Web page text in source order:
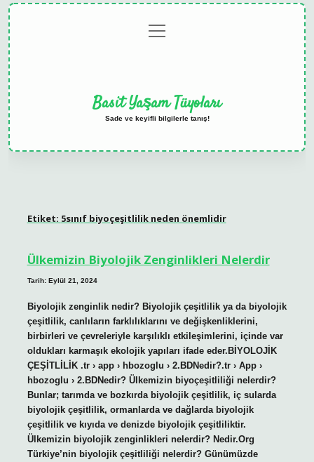
menüyü
aç
Basit Yaşam Tüyoları
Sade ve keyifli bilgilerle tanış!
Etiket: 5sınıf biyoçeşitlilik neden önemlidir
Ülkemizin Biyolojik Zenginlikleri Nelerdir
Tarih: Eylül 21, 2024
Biyolojik zenginlik nedir? Biyolojik çeşitlilik ya da biyolojik
çeşitlilik, canlıların farklılıklarını ve değişkenliklerini,
birbirleri ve çevreleriyle karşılıklı etkileşimlerini, içinde var
oldukları karmaşık ekolojik yapıları ifade eder.BİYOLOJİK
ÇEŞİTLİLİK .tr › app › hbozoglu › 2.BDNedir?.tr › App ›
hbozoglu › 2.BDNedir? Ülkemizin biyoçeşitliliği nelerdir?
Bunlar; tarımda ve bozkırda biyolojik çeşitlilik, iç sularda
biyolojik çeşitlilik, ormanlarda ve dağlarda biyolojik
çeşitlilik ve kıyıda ve denizde biyolojik çeşitliliktir.
Ülkemizin biyolojik zenginlikleri nelerdir? Nedir.Org
Türkiye’nin biyolojik çeşitliliği nelerdir? Günümüzde